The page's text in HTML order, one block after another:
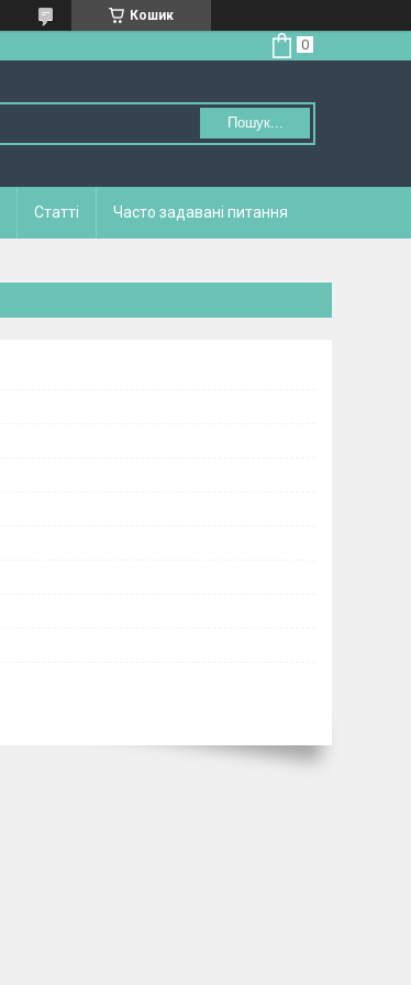
Кошик
Пошук...
Статті Часто задавані питання